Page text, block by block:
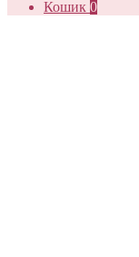
Кошик 0